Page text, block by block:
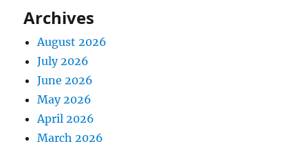
Archives
August 2026
July 2026
June 2026
May 2026
April 2026
March 2026